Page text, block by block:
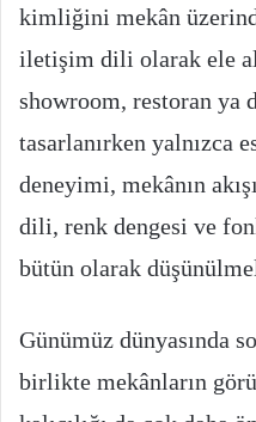
kimliğini mekân
iletişim dili olarak ele
showroom, restoran ya
tasarlanırken yalnızca
deneyimi, mekânın
dili, renk dengesi ve
bütün olarak
Günümüz dünyasında
birlikte mekânların